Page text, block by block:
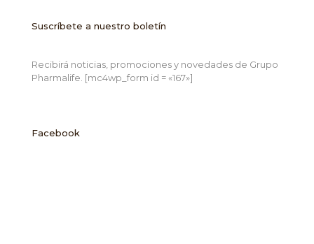
Suscríbete a nuestro boletín
Recibirá noticias, promociones y novedades de Grupo
Pharmalife. [mc4wp_form id = «167»]
Facebook